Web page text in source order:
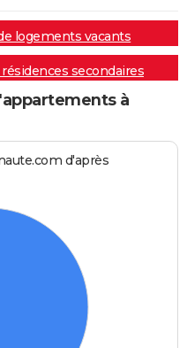
logements vacants
secondaires
à
d'après